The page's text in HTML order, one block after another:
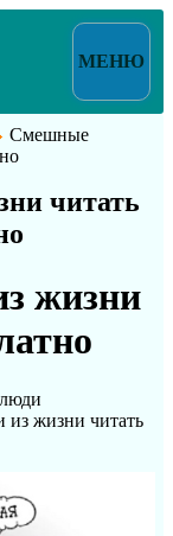
МЕНЮ
Смешные
читать
жизни
из жизни читать